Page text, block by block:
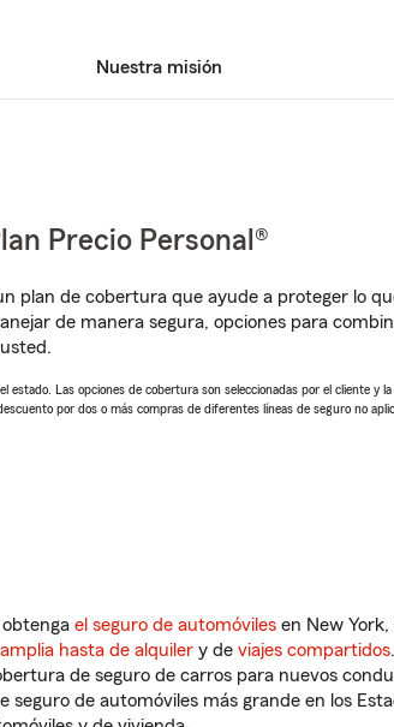
Nuestra misión
Precio Personal®
plan de cobertura que ayude a proteger lo
de manera segura, opciones para
Las opciones de cobertura son seleccionadas por el cliente y
por dos o más compras de diferentes líneas de seguro no
el seguro de automóviles en New
amplia hasta de alquiler y de viajes compartidos
de seguro de carros para nuevos
de automóviles más grande en los